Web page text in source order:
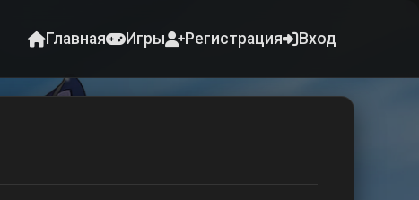
Главная Игры Регистрация Вход